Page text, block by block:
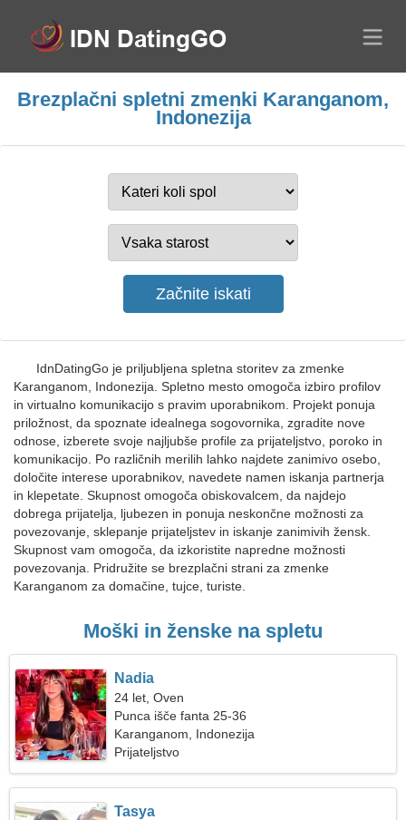
Brezplačni spletni zmenki Karanganom,
Indonezija
IdnDatingGo je priljubljena spletna storitev za zmenke
Karanganom, Indonezija. Spletno mesto omogoča izbiro profilov
in virtualno komunikacijo s pravim uporabnikom. Projekt ponuja
priložnost, da spoznate idealnega sogovornika, zgradite nove
odnose, izberete svoje najljubše profile za prijateljstvo, poroko in
komunikacijo. Po različnih merilih lahko najdete zanimivo osebo,
določite interese uporabnikov, navedete namen iskanja partnerja
in klepetate. Skupnost omogoča obiskovalcem, da najdejo
dobrega prijatelja, ljubezen in ponuja neskončne možnosti za
povezovanje, sklepanje prijateljstev in iskanje zanimivih žensk.
Skupnost vam omogoča, da izkoristite napredne možnosti
povezovanja. Pridružite se brezplačni strani za zmenke
Karanganom za domačine, tujce, turiste.
Moški in ženske na spletu
Nadia
24 let, Oven
Punca išče fanta 25-36
Karanganom, Indonezija
Prijateljstvo
Tasya